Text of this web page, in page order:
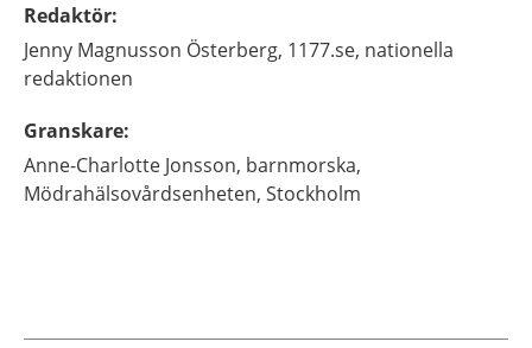
Redaktör:
Jenny Magnusson Österberg, 1177.se, nationella
redaktionen
Granskare:
Anne-Charlotte Jonsson, barnmorska,
Mödrahälsovårdsenheten, Stockholm